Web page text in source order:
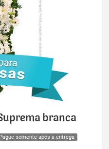
branca
Pague somente após a entrega